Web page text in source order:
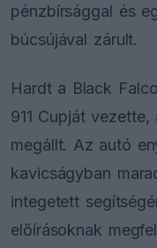
pénzbírsággal és
búcsújával zárult.
Hardt a Black
911 Cupját
megállt. Az autó
kavicságyban
integetett
előírásoknak